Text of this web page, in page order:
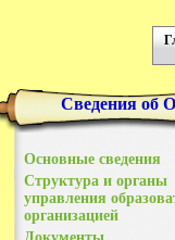
Сведения об
Основные сведения
Структура и органы
управления
организацией